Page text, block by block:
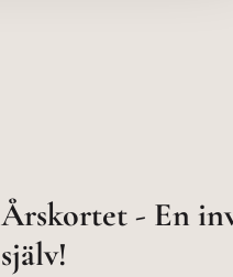
Årskortet - En
själv!